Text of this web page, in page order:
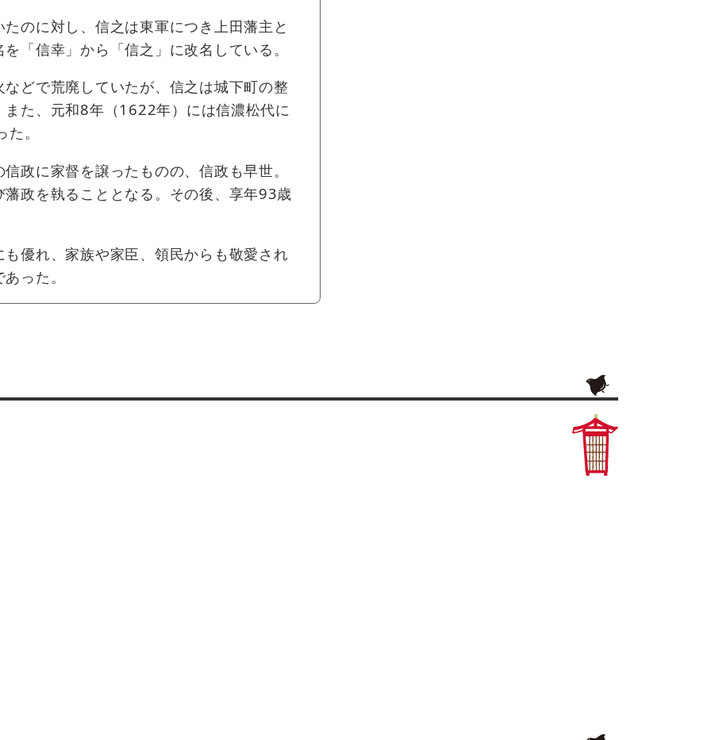
のに対し、信之は東軍につき上田藩主と
「信幸」から「信之」に改名している。
どで荒廃していたが、信之は城下町の整
た、元和8年（1622年）には信濃松代に
。
政に家督を譲ったものの、信政も早世。
政を執ることとなる。その後、享年93歳
優れ、家族や家臣、領民からも敬愛され
った。